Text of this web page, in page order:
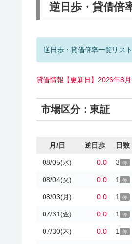
逆日歩・貸借倍
逆日歩・貸借倍率一覧リス
貸借情報【更新日】2026年8月
市場区分：東証
月/日 逆日歩 日数
08/05(水) 0.0 3 停
08/04(火) 0.0 1 停
08/03(月) 0.0 1 停
07/31(金) 0.0 1 停
07/30(木) 0.0 1 停